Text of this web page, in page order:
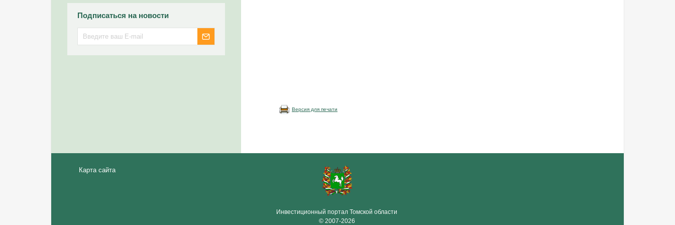
Подписаться на новости
Версия для печати
Карта сайта
Инвестиционный портал Томской области
© 2007-2026